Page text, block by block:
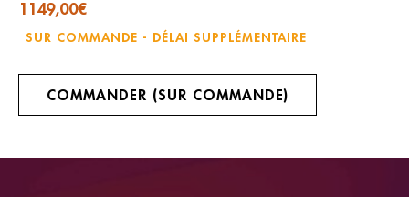
1149,00€
SUR COMMANDE - DÉLAI SUPPLÉMENTAIRE
COMMANDER (SUR COMMANDE)